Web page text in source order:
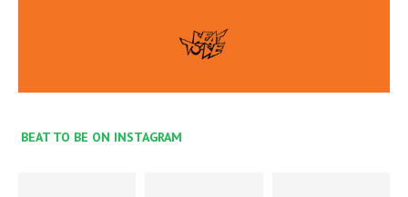
BEAT TO BE ON INSTAGRAM